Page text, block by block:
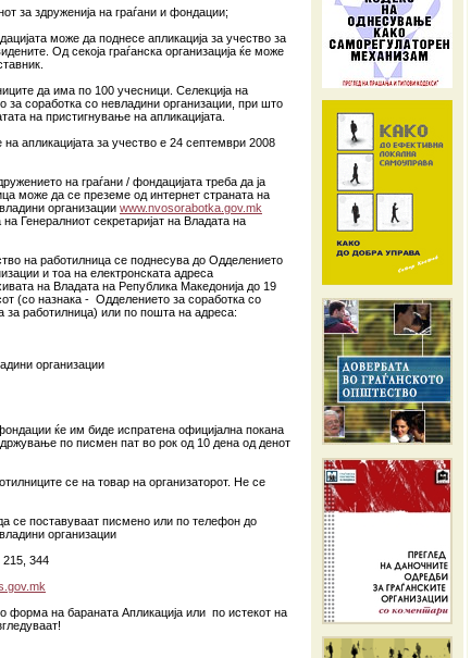
за здруженија на граѓани и фондации;
може да поднесе апликација за учество за
Од секоја граѓанска организација ќе може
да има по 100 учесници. Селекција на
соработка со невладини организации, при што
на пристигнување на апликацијата.
апликацијата за учество е 24 септември 2008
на граѓани / фондацијата треба да ја
може да се преземе од интернет страната на
организации www.nvosorabotka.gov.mk
Генералниот секретаријат на Владата на
на работилница се поднесува до Одделението
и тоа на електронската адреса
на Владата на Република Македонија до 19
(со назнака - Одделението за соработка со
за работилница) или по пошта на адреса:
организации
ќе им биде испратена официјална покана
по писмен пат во рок oд 10 дена од денот
се на товар на организаторот. Не се
се поставуваат писмено или по телефон до
организации
215, 344
форма на бараната Апликација или по истекот на